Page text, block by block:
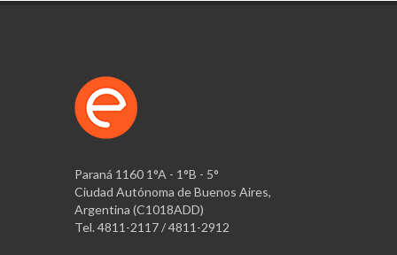
Paraná 1160 1°A - 1°B - 5°
Ciudad Autónoma de Buenos Aires,
Argentina (C1018ADD)
Tel. 4811-2117 / 4811-2912